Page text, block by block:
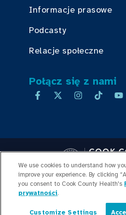
Informacje prasowe
Podcasty
Relacje społeczne
Połącz się z nami
Copyright © 2026 Cook County
LOGOWANIE PRACOWNIKA
We use cookies to understand how
improve your experience. By clicking
you consent to Cook County Health's
prywatności.
Customize Settings